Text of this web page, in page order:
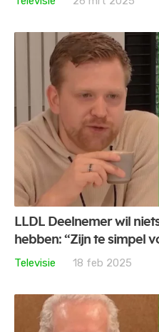
LLDL Deelnemer wil
hebben: “Zijn te simpel
Televisie
18 feb 2025